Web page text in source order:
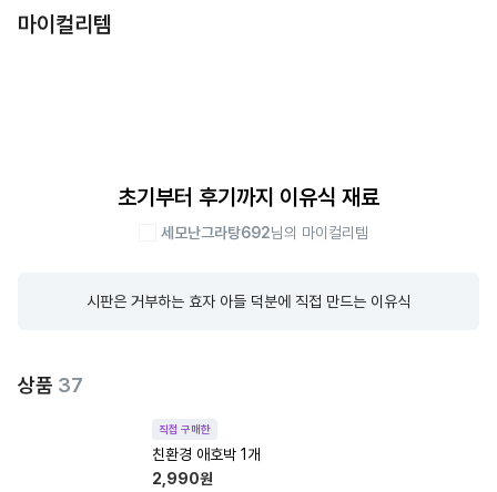
마이컬리템
초기부터 후기까지 이유식 재료
세모난그라탕692님의 마이컬리템
시판은 거부하는 효자 아들 덕분에 직접 만드는 이유식
상품 37
직접 구매한
친환경 애호박 1개
2,990원